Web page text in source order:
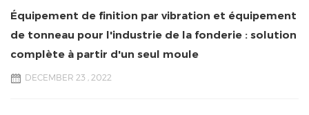
Équipement de finition par vibration et équipement
de tonneau pour l'industrie de la fonderie : solution
complète à partir d'un seul moule
DECEMBER 23 , 2022